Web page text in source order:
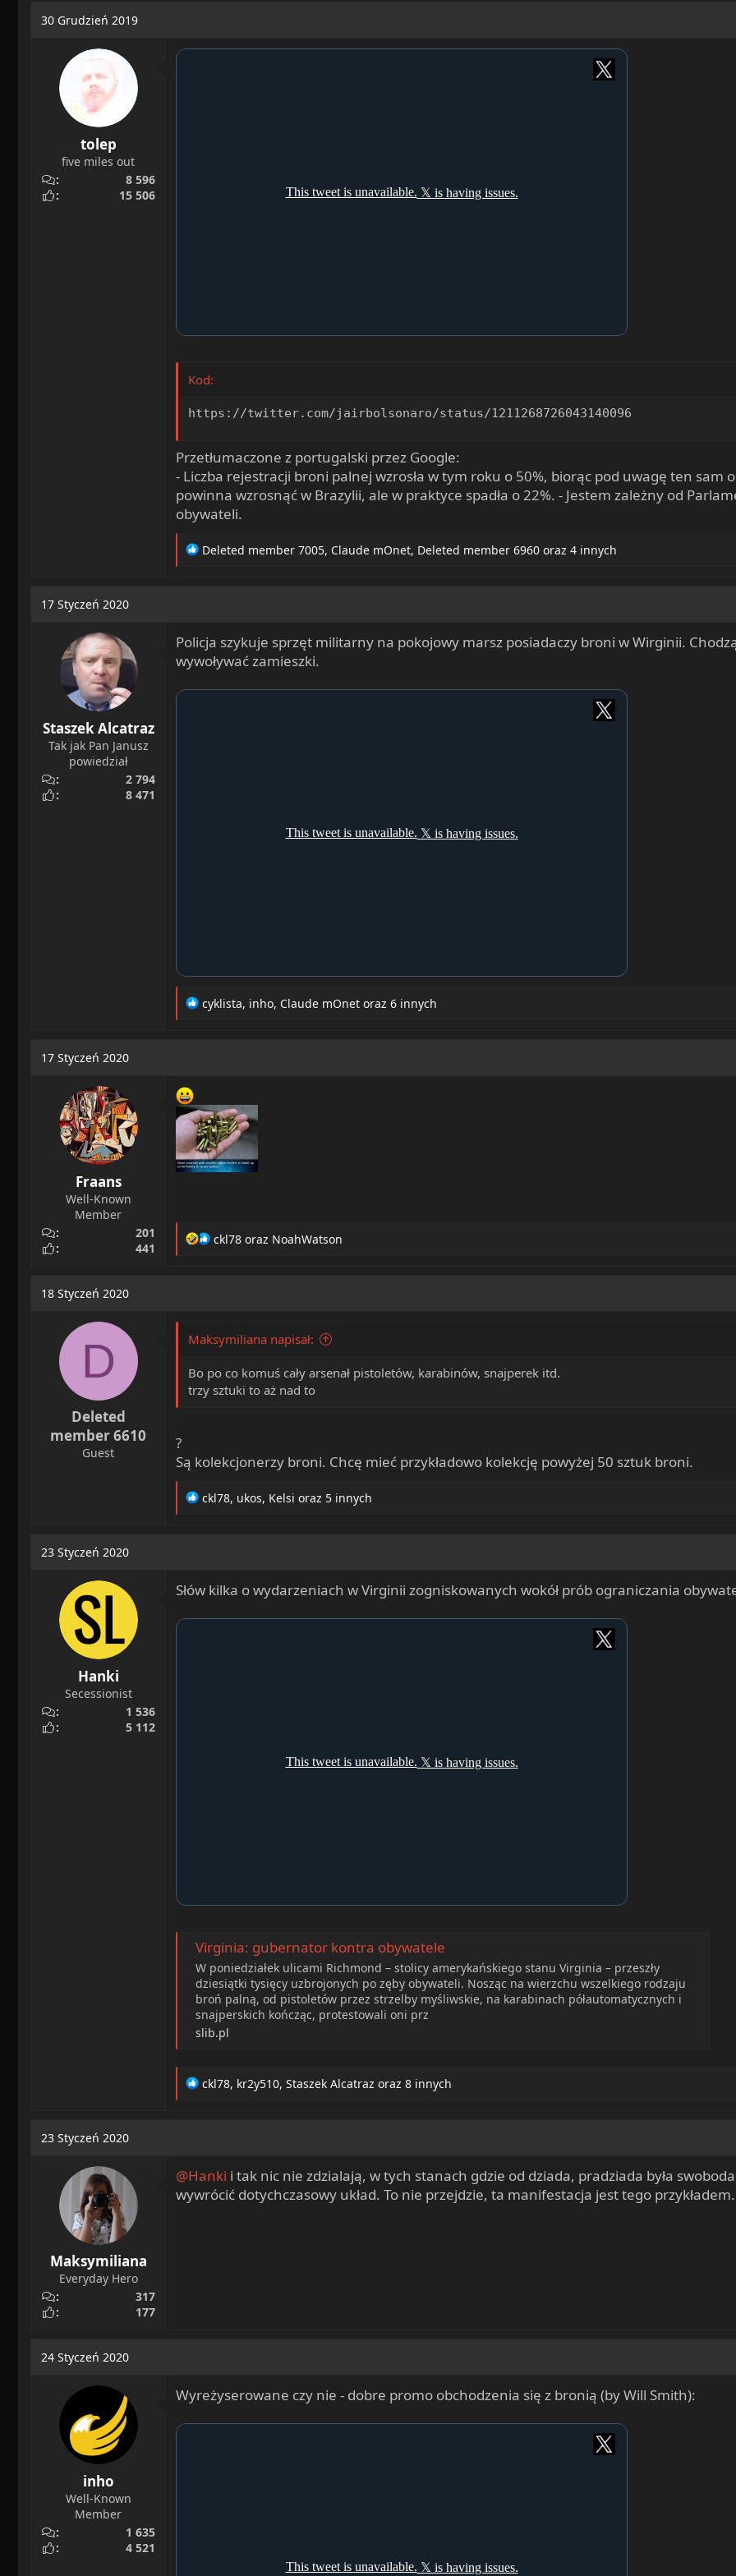
a
d
30 Grudzień 2019
tolep
five miles out
8 596
15 506
Kod:
https://twitter.com/jairbolsonaro/status/1211268726043140096
Przetłumaczone z portugalski przez Google:
- Liczba rejestracji broni palnej wzrosła w tym roku o 50%, biorąc pod uwagę ten sam
powinna wzrosnąć w Brazylii, ale w praktyce spadła o 22%. - Jestem zależny od
obywateli.
R
o
n
:
Deleted member 7005, Claude mOnet, Deleted member 6960 oraz 4 innych
17 Styczeń 2020
Staszek Alcatraz
Tak jak Pan Janusz
powiedział
2 794
8 471
Policja szykuje sprzęt militarny na pokojowy marsz posiadaczy broni w Wirginii.
wywoływać zamieszki.
R
n
s
:
cyklista, inho, Claude mOnet oraz 6 innych
17 Styczeń 2020
Fraans
Well-Known
Member
201
441
R
n
:
ckl78 oraz NoahWatson
18 Styczeń 2020
D
Deleted
member 6610
Guest
Maksymiliana napisał:
Bo po co komuś cały arsenał pistoletów, karabinów, snajperek itd.
trzy sztuki to aż nad to
?
Są kolekcjonerzy broni. Chcę mieć przykładowo kolekcję powyżej 50 sztuk broni.
R
o
s
ckl78, ukos, Kelsi oraz 5 innych
23 Styczeń 2020
Hanki
Secessionist
1 536
5 112
Słów kilka o wydarzeniach w Virginii zogniskowanych wokół prób ograniczania
Virginia: gubernator kontra obywatele
W poniedziałek ulicami Richmond – stolicy amerykańskiego stanu Virginia – przeszły
dziesiątki tysięcy uzbrojonych po zęby obywateli. Nosząc na wierzchu wszelkiego rodzaju
broń palną, od pistoletów przez strzelby myśliwskie, na karabinach półautomatycznych i
snajperskich kończąc, protestowali oni prz
slib.pl
R
o
n
ckl78, kr2y510, Staszek Alcatraz oraz 8 innych
23 Styczeń 2020
Maksymiliana
Everyday Hero
317
177
@Hanki i tak nic nie zdzialają, w tych stanach gdzie od dziada, pradziada była
wywrócić dotychczasowy układ. To nie przejdzie, ta manifestacja jest tego przykładem.
24 Styczeń 2020
inho
Well-Known
Member
1 635
4 521
Wyreżyserowane czy nie - dobre promo obchodzenia się z bronią (by Will Smith):